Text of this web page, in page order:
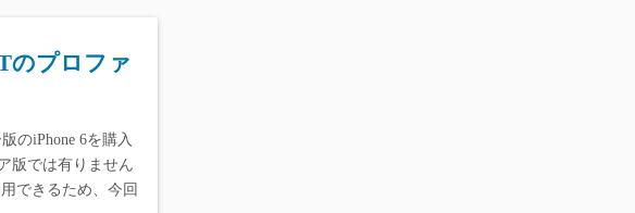
のプロファ
のiPhone 6を購入
版では有りません
できるため、今回